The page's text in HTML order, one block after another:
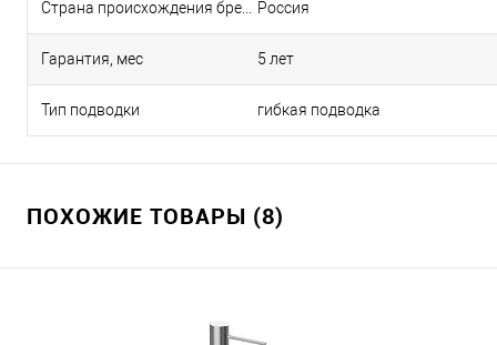
Россия
Гарантия, мес 5 лет
Тип подводки гибкая подводка
ПОХОЖИЕ ТОВАРЫ (8)